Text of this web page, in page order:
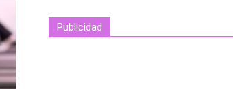
Publicidad